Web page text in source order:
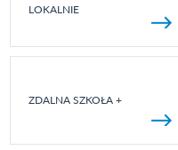
LOKALNIE
ZDALNA SZKOŁA +